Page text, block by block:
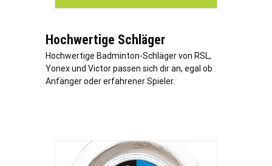
Hochwertige Schläger
Hochwertige Badminton-Schläger von RSL,
Yonex und Victor passen sich dir an, egal ob
Anfänger oder erfahrener Spieler.